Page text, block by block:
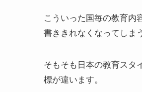
こういった国毎の教育内
書ききれなくなってしま
そもそも日本の教育スタ
標が違います。